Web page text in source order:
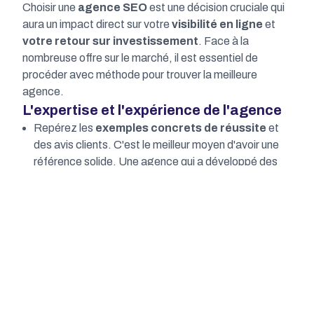
Choisir une agence SEOest une décision cruciale qui
aura un impact direct sur votre visibilité en ligne et
votre retour sur investissement. Face à la
nombreuse offre sur le marché, il est essentiel de
procéder avec méthode pour trouver la meilleure
agence.
L'expertise et l'expérience de l'agence
Repérez les exemples concrets de réussite et
des avis clients. C'est le meilleur moyen d'avoir une
référence solide. Une agence qui a développé des